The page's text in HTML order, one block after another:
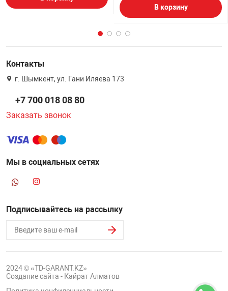
В корзину
Контакты
г. Шымкент, ул. Гани Иляева 173
+7 700 018 08 80
Заказать звонок
Мы в социальных сетях
Подписывайтесь на рассылку
2024 © «TD-GARANT.KZ»
Создание сайта - Кайрат Алматов